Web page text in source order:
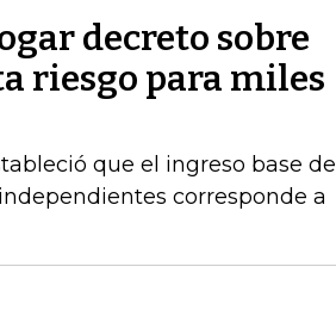
decreto sobre
riesgo para miles
que el ingreso base de
corresponde a